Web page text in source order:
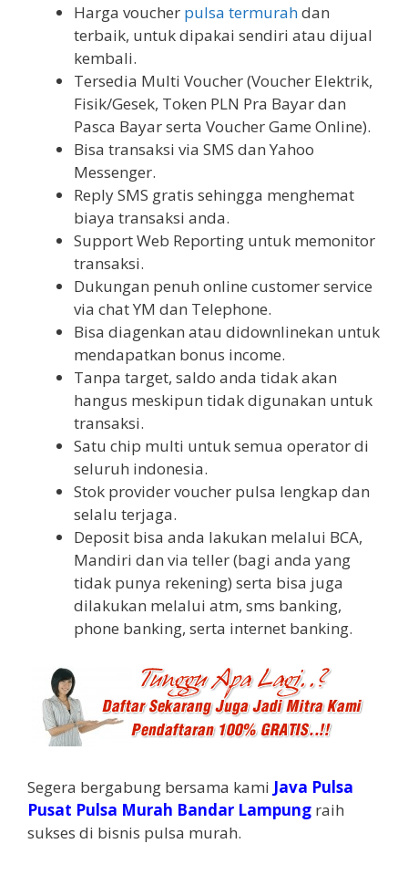
Harga voucher pulsa termurahdan
terbaik, untuk dipakai sendiri atau dijual
kembali.
Tersedia Multi Voucher (Voucher Elektrik,
Fisik/Gesek, Token PLN Pra Bayar dan
Pasca Bayar serta Voucher Game Online).
Bisa transaksi via SMS dan Yahoo
Messenger.
Reply SMS gratis sehingga menghemat
biaya transaksi anda.
Support Web Reporting untuk memonitor
transaksi.
Dukungan penuh online customer service
via chat YM dan Telephone.
Bisa diagenkan atau didownlinekan untuk
mendapatkan bonus income.
Tanpa target, saldo anda tidak akan
hangus meskipun tidak digunakan untuk
transaksi.
Satu chip multi untuk semua operator di
seluruh indonesia.
Stok provider voucher pulsa lengkap dan
selalu terjaga.
Deposit bisa anda lakukan melalui BCA,
Mandiri dan via teller (bagi anda yang
tidak punya rekening) serta bisa juga
dilakukan melalui atm, sms banking,
phone banking, serta internet banking.
Segera bergabung bersama kami Java Pulsa
Pusat Pulsa Murah Bandar Lampung raih
sukses di bisnis pulsa murah.